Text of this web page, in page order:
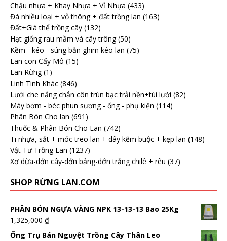
Chậu nhựa + Khay Nhựa + Vỉ Nhựa (433)
Đá nhiều loại + vỏ thông + đất trồng lan (163)
Đất+Giá thể trồng cây (132)
Hạt giống rau mầm và cây trông (50)
Kềm - kéo - súng bắn ghim kéo lan (75)
Lan con Cấy Mô (15)
Lan Rừng (1)
Linh Tinh Khác (846)
Lưới che nắng chắn côn trùn bạc trải nền+túi lưới (82)
Máy bơm - béc phun sương - ống - phụ kiện (114)
Phân Bón Cho lan (691)
Thuốc & Phân Bón Cho Lan (742)
Ti nhựa, sắt + móc treo lan + dây kẽm buộc + kẹp lan (148)
Vật Tư Trồng Lan (1237)
Xơ dừa-dớn cây-dớn bảng-dớn trắng chilê + rêu (37)
SHOP RỪNG LAN.COM
PHÂN BÓN NGỰA VÀNG NPK 13-13-13 Bao 25Kg
1,325,000 ₫
Ống Trụ Bán Nguyệt Trồng Cây Thân Leo